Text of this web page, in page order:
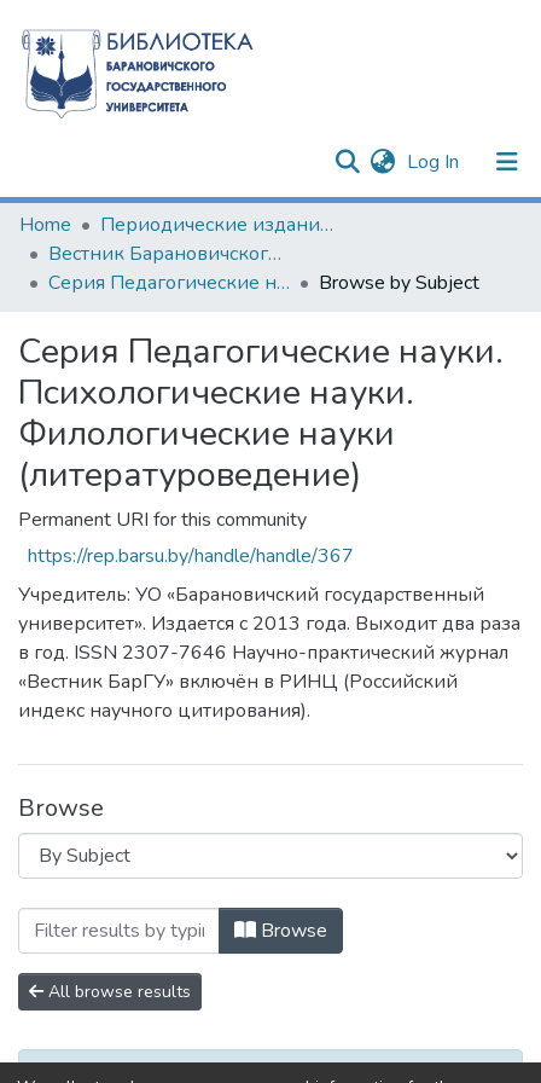
Log In (current)
Communities & Collections
All of DSpace
Home
Периодические издания БарГУ
Вестник Барановичского государственного университета
Серия Педагогические науки. Психологические науки. Филологические науки (литературоведение)
Browse by Subject
Серия Педагогические науки.
Психологические науки.
Филологические науки
(литературоведение)
Permanent URI for this community
https://rep.barsu.by/handle/handle/367
Учредитель: УО «Барановичский государственный
университет». Издается с 2013 года. Выходит два раза
в год. ISSN 2307-7646 Научно-практический журнал
«Вестник БарГУ» включён в РИНЦ (Российский
индекс научного цитирования).
Browse
Browsing Серия Педагогические
Browse
All browse results